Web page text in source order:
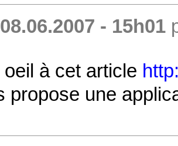
08.06.2007 - 15h01
à cet article
propose une